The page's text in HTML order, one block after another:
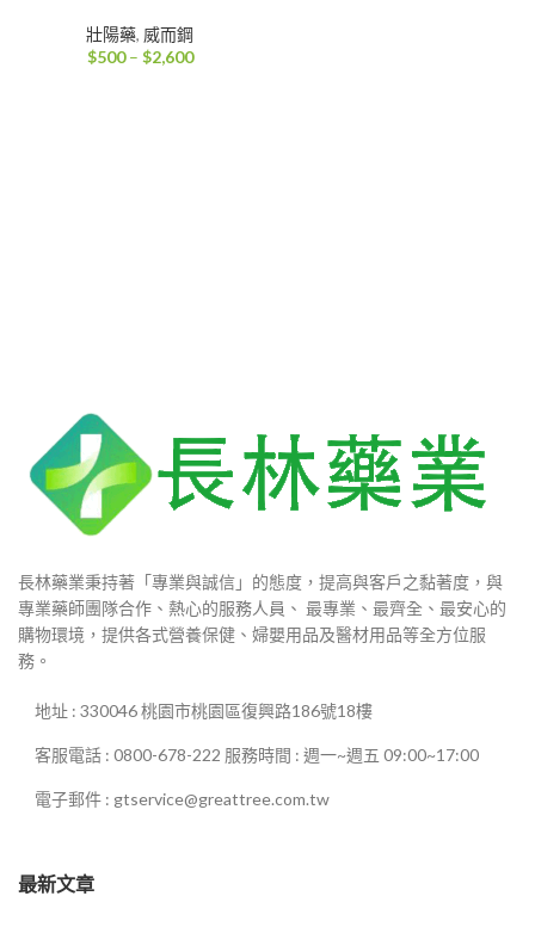
壯陽藥, 威而鋼
$500 – $2,600價
長林藥業秉持著「專業與誠信」的態度，提高與客戶之黏著度，與
專業藥師團隊合作、熱心的服務人員、 最專業、最齊全、最安心的
購物環境，提供各式營養保健、婦嬰用品及醫材用品等全方位服
務。
地址 : 330046 桃園市桃園區復興路186號18樓
客服電話 : 0800-678-222 服務時間 : 週一~週五 09:00~17:00
電子郵件 : gtservice@greattree.com.tw
最新文章